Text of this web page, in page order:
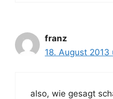
franz
18. August
also, wie gesagt